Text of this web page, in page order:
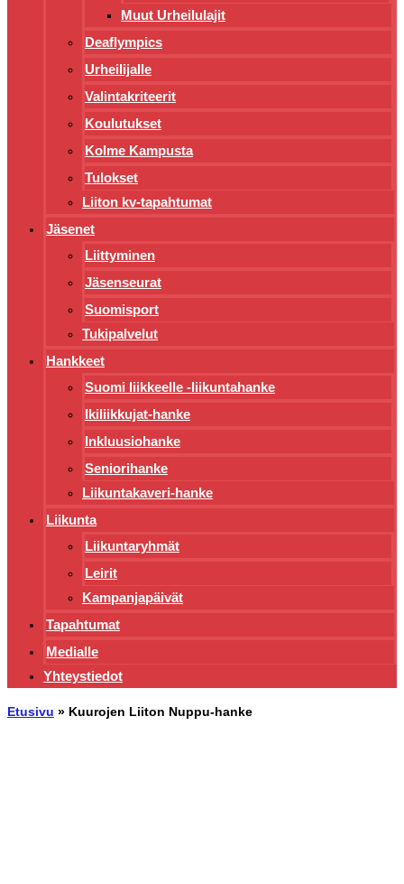
Muut Urheilulajit
Deaflympics
Urheilijalle
Valintakriteerit
Koulutukset
Kolme Kampusta
Tulokset
Liiton kv-tapahtumat
Jäsenet
Liittyminen
Jäsenseurat
Suomisport
Tukipalvelut
Hankkeet
Suomi liikkeelle -liikuntahanke
Ikiliikkujat-hanke
Inkluusiohanke
Seniorihanke
Liikuntakaveri-hanke
Liikunta
Liikuntaryhmät
Leirit
Kampanjapäivät
Tapahtumat
Medialle
Yhteystiedot
Etusivu » Kuurojen Liiton Nuppu-hanke